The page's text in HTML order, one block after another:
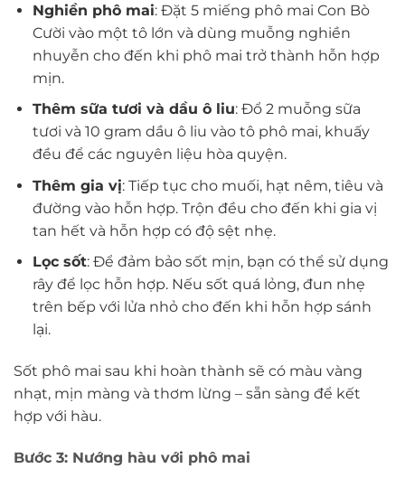
Nghiền phô mai: Đặt 5 miếng phô mai Con Bò
Cười vào một tô lớn và dùng muỗng nghiền
nhuyễn cho đến khi phô mai trở thành hỗn hợp
mịn.
Thêm sữa tươi và dầu ô liu: Đổ 2 muỗng sữa
tươi và 10 gram dầu ô liu vào tô phô mai, khuấy
đều để các nguyên liệu hòa quyện.
Thêm gia vị: Tiếp tục cho muối, hạt nêm, tiêu và
đường vào hỗn hợp. Trộn đều cho đến khi gia vị
tan hết và hỗn hợp có độ sệt nhẹ.
Lọc sốt: Để đảm bảo sốt mịn, bạn có thể sử dụng
rây để lọc hỗn hợp. Nếu sốt quá lỏng, đun nhẹ
trên bếp với lửa nhỏ cho đến khi hỗn hợp sánh
lại.
Sốt phô mai sau khi hoàn thành sẽ có màu vàng
nhạt, mịn màng và thơm lừng – sẵn sàng để kết
hợp với hàu.
Bước 3: Nướng hàu với phô mai